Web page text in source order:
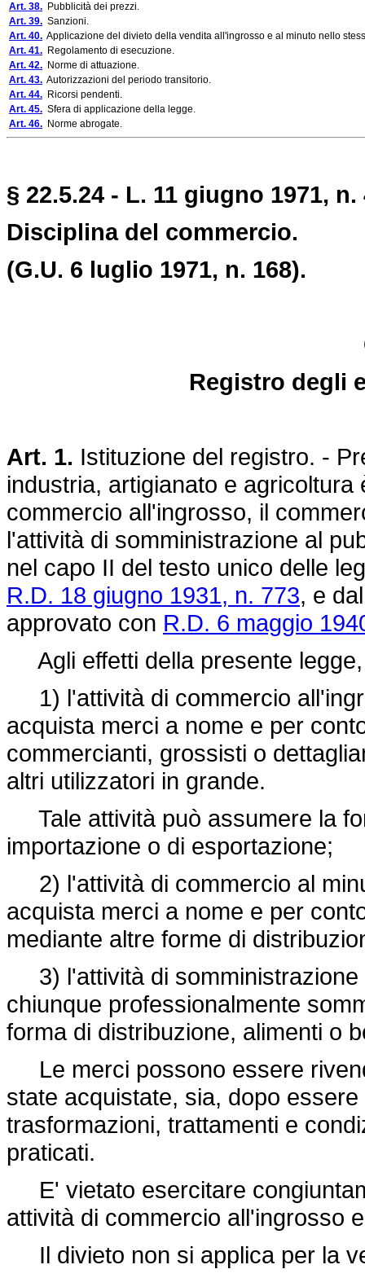
Art. 38. Pubblicità dei prezzi.
Art. 39. Sanzioni.
Art. 40. Applicazione del divieto della vendita all'ingrosso e al minuto nello
Art. 41. Regolamento di esecuzione.
Art. 42. Norme di attuazione.
Art. 43. Autorizzazioni del periodo transitorio.
Art. 44. Ricorsi pendenti.
Art. 45. Sfera di applicazione della legge.
Art. 46. Norme abrogate.
§ 22.5.24 - L. 11 giugno 1971,
Disciplina del commercio.
(G.U. 6 luglio 1971, n. 168).
Registro degli
Art. 1. Istituzione del registro. -
industria, artigianato e
commercio all'ingrosso, il
l'attività di somministrazione al
nel capo II del testo unico delle
R.D. 18 giugno 1931, n. 773, e
approvato con R.D. 6 maggio
Agli effetti della presente
1) l'attività di commercio
acquista merci a nome e per
commercianti, grossisti o
altri utilizzatori in grande.
Tale attività può assumere la
importazione o di esportazione;
2) l'attività di commercio al
acquista merci a nome e per
mediante altre forme di
3) l'attività di somministrazione
chiunque professionalmente
forma di distribuzione, alimenti o
Le merci possono essere
state acquistate, sia, dopo
trasformazioni, trattamenti e
praticati.
E' vietato esercitare
attività di commercio all'ingrosso
Il divieto non si applica per la